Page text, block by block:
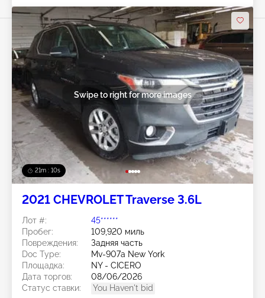
21m : 07s
Swipe to right for more images
2021 CHEVROLET Traverse 3.6L
Лот #:
45******
Пробег:
109,920 миль
Повреждения:
Задняя часть
Doc Type:
Mv-907a New York
Площадка:
NY - CICERO
Дата торгов:
08/06/2026
Статус ставки:
You Haven't bid